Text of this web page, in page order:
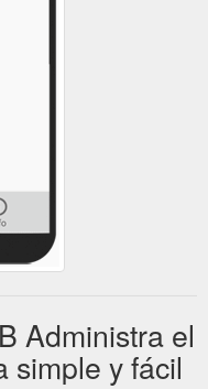
Administra el
simple y fácil